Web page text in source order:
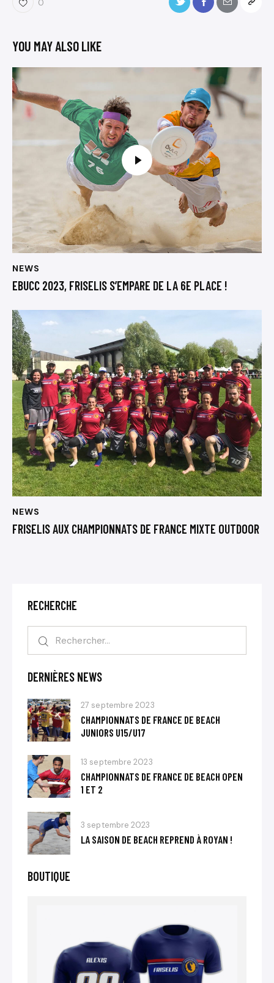
0
YOU MAY ALSO LIKE
NEWS
EBUCC 2023, FRISELIS S’EMPARE DE LA 6E PLACE !
NEWS
FRISELIS AUX CHAMPIONNATS DE FRANCE MIXTE OUTDOOR
RECHERCHE
DERNIÈRES NEWS
27 septembre 2023
CHAMPIONNATS DE FRANCE DE BEACH
JUNIORS U15/U17
13 septembre 2023
CHAMPIONNATS DE FRANCE DE BEACH OPEN
1 ET 2
3 septembre 2023
LA SAISON DE BEACH REPREND À ROYAN !
BOUTIQUE